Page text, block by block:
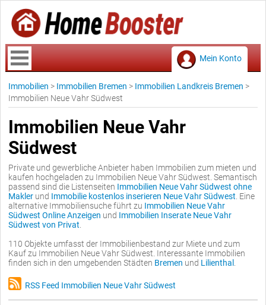
Mein Konto
Immobilien > Immobilien Bremen > Immobilien Landkreis Bremen >
Immobilien Neue Vahr Südwest
Immobilien Neue Vahr
Südwest
Private und gewerbliche Anbieter haben Immobilien zum mieten und
kaufen hochgeladen zu Immobilien Neue Vahr Südwest. Semantisch
passend sind die Listenseiten Immobilien Neue Vahr Südwest ohne
Makler und Immobilie kostenlos inserieren Neue Vahr Südwest . Eine
alternative Immobiliensuche führt zu Immobilien Neue Vahr
Südwest Online Anzeigen und Immobilien Inserate Neue Vahr
Südwest von Privat
110 Objekte umfasst der Immobilienbestand zur Miete und zum
Kauf zu Immobilien Neue Vahr Südwest. Interessante Immobilien
finden sich in den umgebenden Städten Bremen und Lilienthal
RSS Feed Immobilien Neue Vahr Südwest